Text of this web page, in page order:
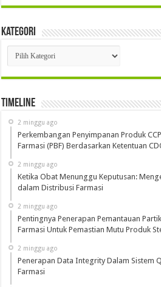
Kategori
Kategori
Timeline
2 minggu ago
Perkembangan Penyimpanan Produk
Farmasi (PBF) Berdasarkan Ketentuan
2 minggu ago
Ketika Obat Menunggu Keputusan:
dalam Distribusi Farmasi
2 minggu ago
Pentingnya Penerapan Pemantauan
Farmasi Untuk Pemastian Mutu Produk
2 minggu ago
Penerapan Data Integrity Dalam Sistem
Farmasi